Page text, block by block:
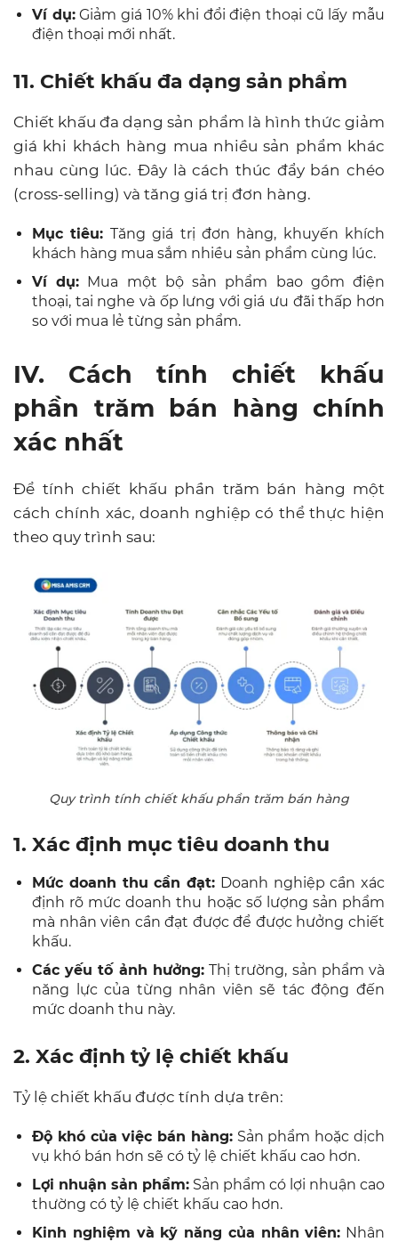
Ví dụ:Giảm giá 10% khi đổi điện thoại cũ lấy mẫu
điện thoại mới nhất.
11. Chiết khấu đa dạng sản phẩm
Chiết khấu đa dạng sản phẩm là hình thức giảm
giá khi khách hàng mua nhiều sản phẩm khác
nhau cùng lúc. Đây là cách thúc đẩy bán chéo
(cross-selling) và tăng giá trị đơn hàng.
Mục tiêu: Tăng giá trị đơn hàng, khuyến khích
khách hàng mua sắm nhiều sản phẩm cùng lúc.
Ví dụ: Mua một bộ sản phẩm bao gồm điện
thoại, tai nghe và ốp lưng với giá ưu đãi thấp hơn
so với mua lẻ từng sản phẩm.
IV. Cách tính chiết khấu
phần trăm bán hàng chính
xác nhất
Để tính chiết khấu phần trăm bán hàng một
cách chính xác, doanh nghiệp có thể thực hiện
theo quy trình sau:
Quy trình tính chiết khấu phần trăm bán hàng
1. Xác định mục tiêu doanh thu
Mức doanh thu cần đạt: Doanh nghiệp cần xác
định rõ mức doanh thu hoặc số lượng sản phẩm
mà nhân viên cần đạt được để được hưởng chiết
khấu.
Các yếu tố ảnh hưởng:Thị trường, sản phẩm và
năng lực của từng nhân viên sẽ tác động đến
mức doanh thu này.
2. Xác định tỷ lệ chiết khấu
Tỷ lệ chiết khấu được tính dựa trên:
Độ khó của việc bán hàng:Sản phẩm hoặc dịch
vụ khó bán hơn sẽ có tỷ lệ chiết khấu cao hơn.
Lợi nhuận sản phẩm: Sản phẩm có lợi nhuận cao
thường có tỷ lệ chiết khấu cao hơn.
Kinh nghiệm và kỹ năng của nhân viên: Nhân